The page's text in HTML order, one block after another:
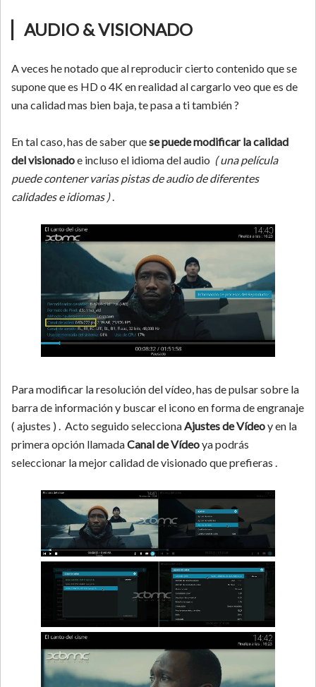
▏AUDIO & VISIONADO
A veces he notado que al reproducir cierto contenido que se
supone que es HD o 4K en realidad al cargarlo veo que es de
una calidad mas bien baja, te pasa a ti también ?
En tal caso, has de saber quese puede modificar la calidad
del visionadoe incluso el idioma del audio ( una película
puede contener varias pistas de audio de diferentes
calidades e idiomas ).
Para modificar la resolución del vídeo, has de pulsar sobre la
barra de información y buscar el icono en forma de engranaje
( ajustes ) . Acto seguido seleccionaAjustes de Vídeoy en la
primera opción llamadaCanal de Vídeoya podrás
seleccionar la mejor calidad de visionado que prefieras .